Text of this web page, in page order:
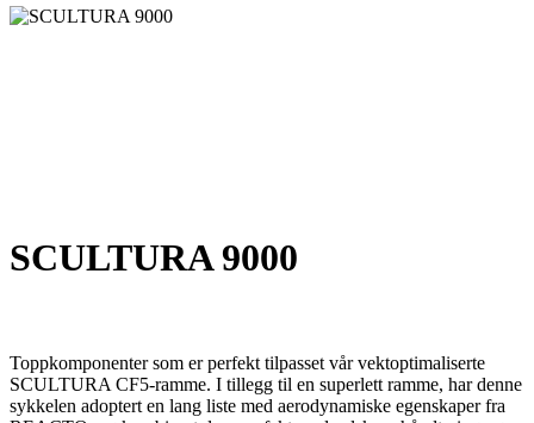
SCULTURA 9000
Toppkomponenter som er perfekt tilpasset vår vektoptimaliserte
SCULTURA CF5-ramme. I tillegg til en superlett ramme, har denne
sykkelen adoptert en lang liste med aerodynamiske egenskaper fra